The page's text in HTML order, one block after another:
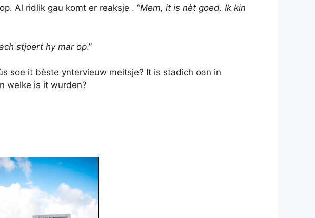
Al ridlik gau komt er reaksje . “Mem, it is nèt goed. Ik kin
stjoert hy mar op.”
soe it bèste yntervieuw meitsje? It is stadich oan in
welke is it wurden?